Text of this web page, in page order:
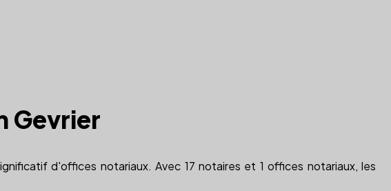
Gevrier
d'offices notariaux. Avec 17 notaires et 1 offices notariaux, les